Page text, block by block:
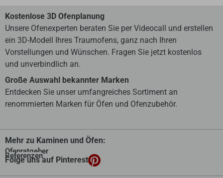
Kostenlose 3D Ofenplanung
Unsere Ofenexperten beraten Sie per Videocall und erstellen
ein 3D-Modell Ihres Traumofens, ganz nach Ihren
Vorstellungen und Wünschen. Fragen Sie jetzt kostenlos
und unverbindlich an.
Große Auswahl bekannter Marken
Entdecken Sie unser umfangreiches Sortiment an
renommierten Marken für Öfen und Ofenzubehör.
Mehr zu Kaminen und Öfen:
Ofenratgeber
Referenzen
Folge uns auf Pinterest